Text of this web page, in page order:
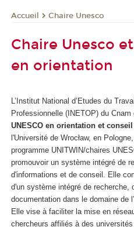
Accueil Chaire Unesco
Chaire Unesco
en orientation
L’Institut National d’Etudes du
Professionnelle (INETOP) du
UNESCO en orientation et
l'Université de Wrocław, en
programme UNITWIN/chaires
promouvoir un système intégré de
d'informations et de conseil. Elle
d'un système intégré de recherche,
documentation dans le domaine de
Elle vise à faciliter la mise en
chercheurs affiliés à des